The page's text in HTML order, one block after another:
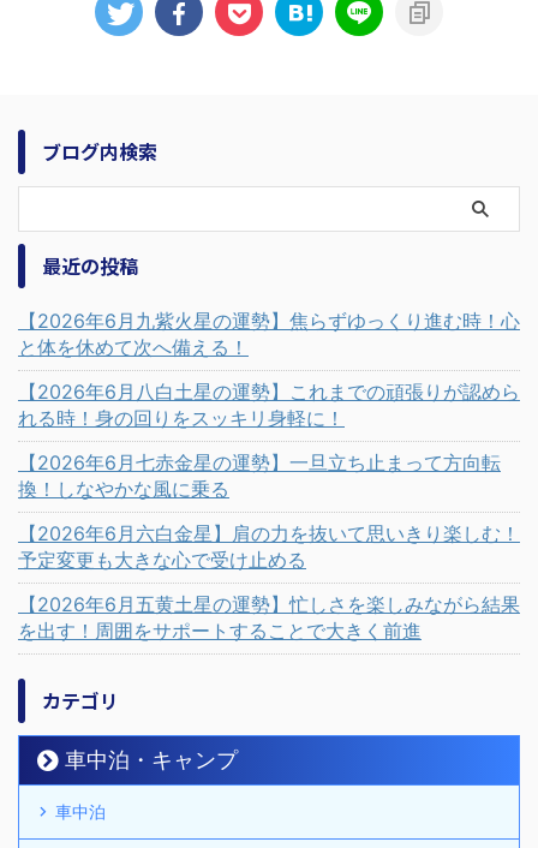
ブログ内検索
最近の投稿
【2026年6月九紫火星の運勢】焦らずゆっくり進む時！心
と体を休めて次へ備える！
【2026年6月八白土星の運勢】これまでの頑張りが認めら
れる時！身の回りをスッキリ身軽に！
【2026年6月七赤金星の運勢】一旦立ち止まって方向転
換！しなやかな風に乗る
【2026年6月六白金星】肩の力を抜いて思いきり楽しむ！
予定変更も大きな心で受け止める
【2026年6月五黄土星の運勢】忙しさを楽しみながら結果
を出す！周囲をサポートすることで大きく前進
カテゴリ
車中泊・キャンプ
車中泊